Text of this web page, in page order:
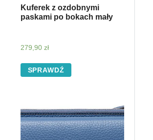
Kuferek z ozdobnymi
paskami po bokach mały
279,90zł
SPRAWDŹ